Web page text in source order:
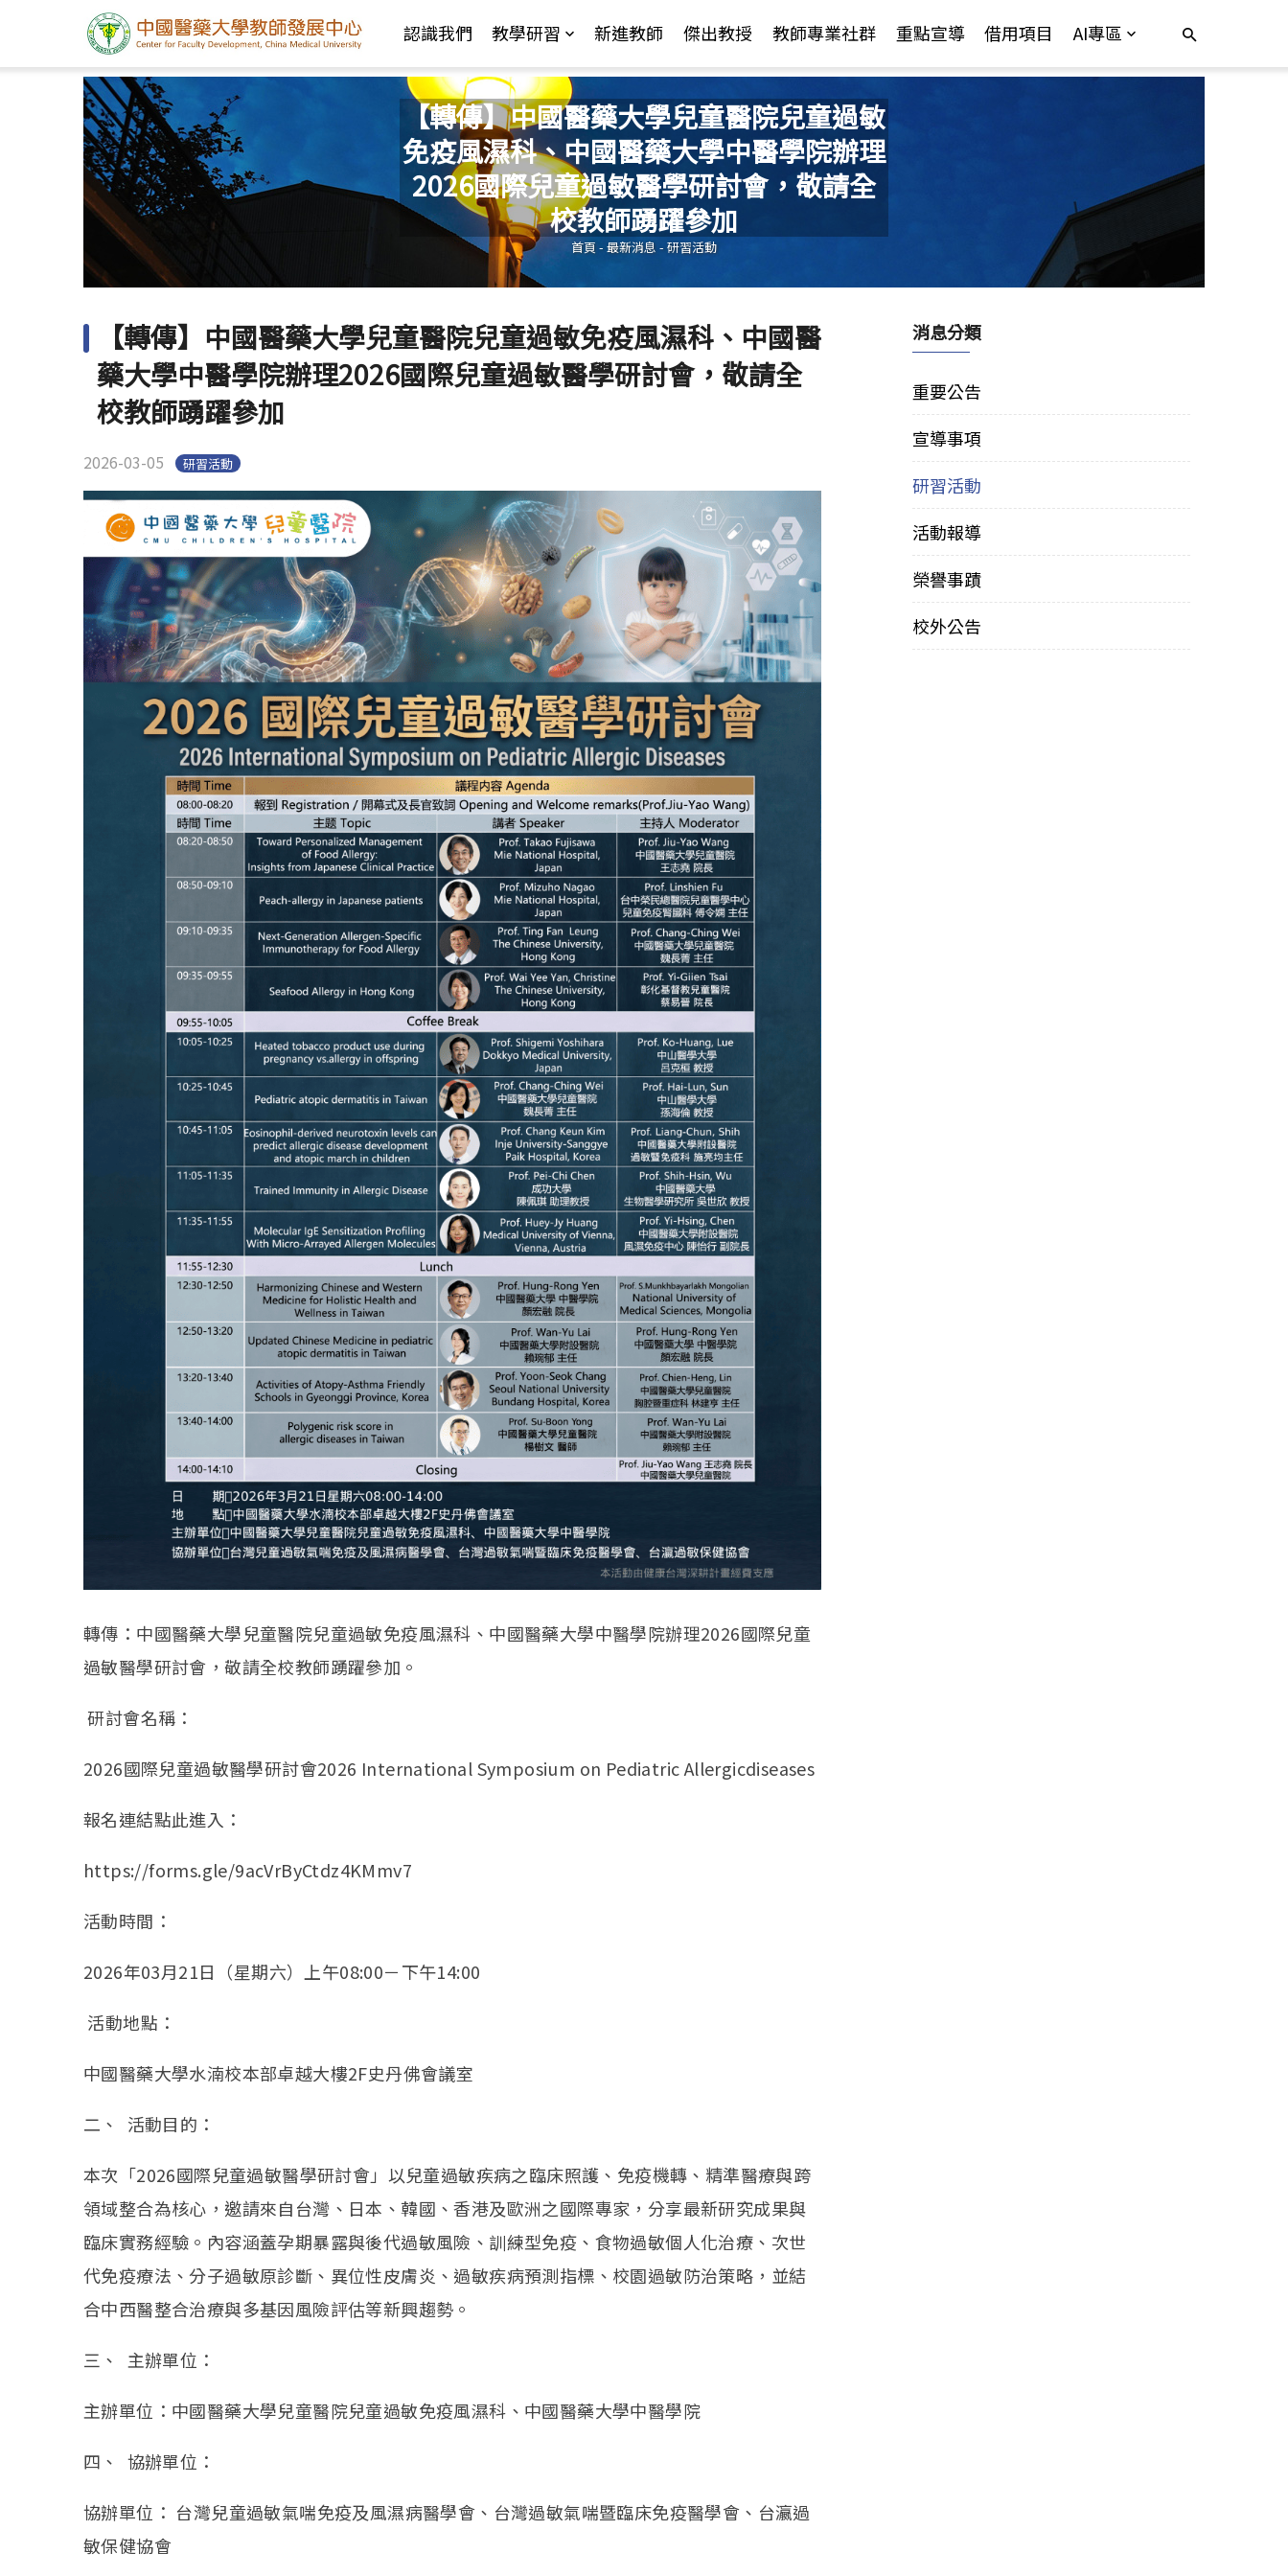
認識我們 教學研習 新進教師 傑出教授 教師專業社群 重點宣導 借用項目 AI專區
【轉傳】中國醫藥大學兒童醫院兒童過敏
免疫風濕科、中國醫藥大學中醫學院辦理
2026國際兒童過敏醫學研討會，敬請全
校教師踴躍參加
您在這裡
首頁 - 最新消息 - 研習活動
【轉傳】中國醫藥大學兒童醫院兒童過敏免疫風濕科、中國醫
藥大學中醫學院辦理2026國際兒童過敏醫學研討會，敬請全
校教師踴躍參加
2026-03-05 研習活動
轉傳：中國醫藥大學兒童醫院兒童過敏免疫風濕科、中國醫藥大學中醫學院辦理2026國際兒童
過敏醫學研討會，敬請全校教師踴躍參加。
研討會名稱：
2026國際兒童過敏醫學研討會2026 International Symposium on Pediatric Allergicdiseases
報名連結點此進入：
https://forms.gle/9acVrByCtdz4KMmv7
活動時間：
2026年03月21日（星期六）上午08:00－下午14:00
活動地點：
中國醫藥大學水湳校本部卓越大樓2F史丹佛會議室
二、 活動目的：
本次「2026國際兒童過敏醫學研討會」以兒童過敏疾病之臨床照護、免疫機轉、精準醫療與跨
領域整合為核心，邀請來自台灣、日本、韓國、香港及歐洲之國際專家，分享最新研究成果與
臨床實務經驗。內容涵蓋孕期暴露與後代過敏風險、訓練型免疫、食物過敏個人化治療、次世
代免疫療法、分子過敏原診斷、異位性皮膚炎、過敏疾病預測指標、校園過敏防治策略，並結
合中西醫整合治療與多基因風險評估等新興趨勢。
三、 主辦單位：
主辦單位：中國醫藥大學兒童醫院兒童過敏免疫風濕科、中國醫藥大學中醫學院
四、 協辦單位：
協辦單位： 台灣兒童過敏氣喘免疫及風濕病醫學會、台灣過敏氣喘暨臨床免疫醫學會、台瀛過
敏保健協會
消息分類
重要公告
宣導事項
研習活動
活動報導
榮譽事蹟
校外公告